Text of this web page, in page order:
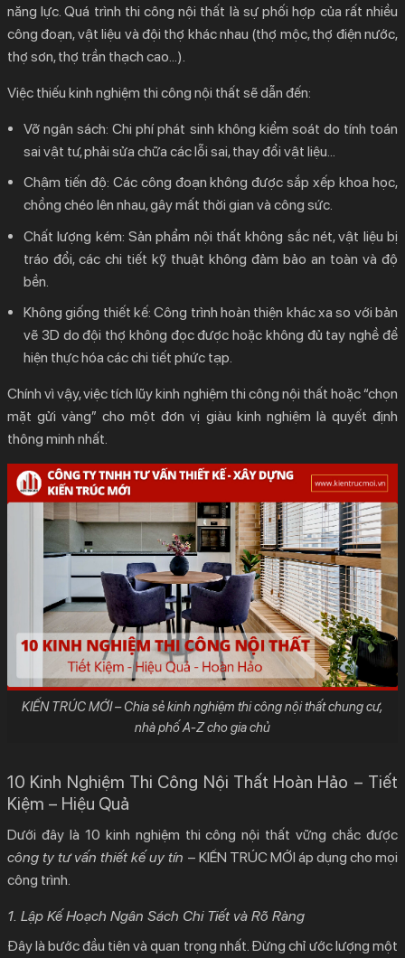
năng lực. Quá trình thi công nội thất là sự phối hợp của rất nhiều
công đoạn, vật liệu và đội thợ khác nhau (thợ mộc, thợ điện nước,
thợ sơn, thợ trần thạch cao…).
Việc thiếu kinh nghiệm thi công nội thất sẽ dẫn đến:
Vỡ ngân sách: Chi phí phát sinh không kiểm soát do tính toán
sai vật tư, phải sửa chữa các lỗi sai, thay đổi vật liệu…
Chậm tiến độ: Các công đoạn không được sắp xếp khoa học,
chồng chéo lên nhau, gây mất thời gian và công sức.
Chất lượng kém: Sản phẩm nội thất không sắc nét, vật liệu bị
tráo đổi, các chi tiết kỹ thuật không đảm bảo an toàn và độ
bền.
Không giống thiết kế: Công trình hoàn thiện khác xa so với bản
vẽ 3D do đội thợ không đọc được hoặc không đủ tay nghề để
hiện thực hóa các chi tiết phức tạp.
Chính vì vậy, việc tích lũykinh nghiệm thi công nội thất hoặc “chọn
mặt gửi vàng” cho một đơn vị giàu kinh nghiệm là quyết định
thông minh nhất.
KIẾN TRÚC MỚI – Chia sẻ kinh nghiệm thi công nội thất chung cư,
nhà phố A-Z cho gia chủ
10 Kinh Nghiệm Thi Công Nội Thất Hoàn Hảo – Tiết
Kiệm – Hiệu Quả
Dưới đây là 10 kinh nghiệm thi công nội thấtvững chắc được
công ty tư vấn thiết kế uy tín – KIẾN TRÚC MỚI áp dụng cho mọi
công trình.
1. Lập Kế Hoạch Ngân Sách Chi Tiết và Rõ Ràng
Đây là bước đầu tiên và quan trọng nhất. Đừng chỉ ước lượng một